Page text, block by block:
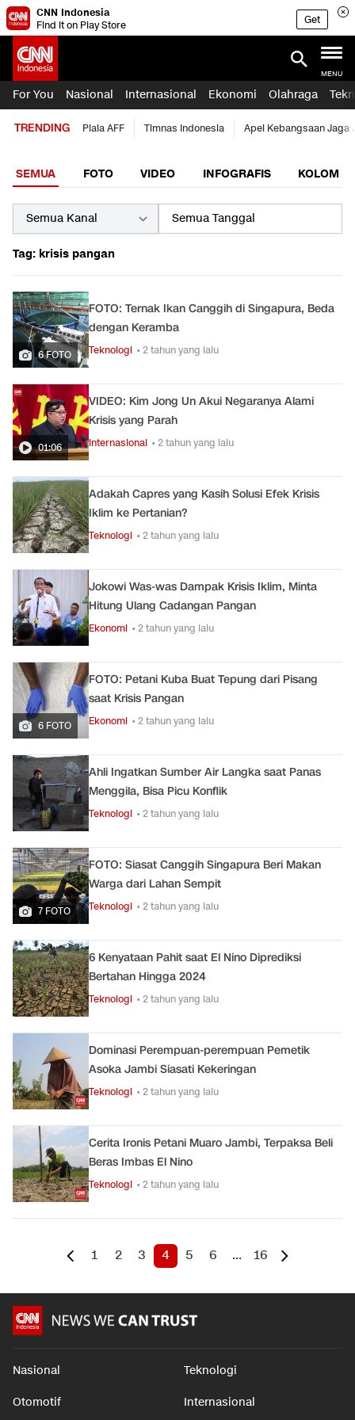
CNN Indonesia
Find it on Play Store
Get
MENU
For You Nasional Internasional Ekonomi Olahraga
TRENDING Piala AFF Timnas Indonesia Apel Kebangsaan Jaga
SEMUA FOTO VIDEO INFOGRAFIS KOLOM
Tag: krisis pangan
6 FOTO
FOTO: Ternak Ikan Canggih di Singapura, Beda
dengan Keramba
Teknologi • 2 tahun yang lalu
01:06
VIDEO: Kim Jong Un Akui Negaranya Alami
Krisis yang Parah
Internasional • 2 tahun yang lalu
Adakah Capres yang Kasih Solusi Efek Krisis
Iklim ke Pertanian?
Teknologi • 2 tahun yang lalu
Jokowi Was-was Dampak Krisis Iklim, Minta
Hitung Ulang Cadangan Pangan
Ekonomi • 2 tahun yang lalu
6 FOTO
FOTO: Petani Kuba Buat Tepung dari Pisang
saat Krisis Pangan
Ekonomi • 2 tahun yang lalu
Ahli Ingatkan Sumber Air Langka saat Panas
Menggila, Bisa Picu Konflik
Teknologi • 2 tahun yang lalu
7 FOTO
FOTO: Siasat Canggih Singapura Beri Makan
Warga dari Lahan Sempit
Teknologi • 2 tahun yang lalu
6 Kenyataan Pahit saat El Nino Diprediksi
Bertahan Hingga 2024
Teknologi • 2 tahun yang lalu
Dominasi Perempuan-perempuan Pemetik
Asoka Jambi Siasati Kekeringan
Teknologi • 2 tahun yang lalu
Cerita Ironis Petani Muaro Jambi, Terpaksa Beli
Beras Imbas El Nino
Teknologi • 2 tahun yang lalu
1 2 3 4 5 6 ... 16
Nasional Teknologi
Otomotif Internasional